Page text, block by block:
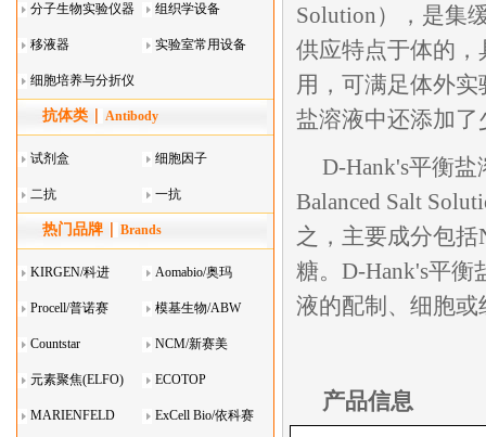
分子生物实验仪器 组织学设备
移液器 实验室常用设备
细胞培养与分折仪
器叠
抗体类 Antibody
试剂盒 细胞因子
二抗 一抗
热门品牌 Brands
KIRGEN/科进 Aomabio/奥玛
Procell/普诺赛 模基生物/ABW
Countstar NCM/新赛美
元素聚焦(ELFO) ECOTOP
MARIENFELD ExCell Bio/依科赛
Solution），是集
供应特点于体的
用，可满足体外
盐溶液中还添加
D-Hank's平衡
Balanced Salt
之，主要成分包括
糖。D-Hank's平
液的配制、细胞
产品信息